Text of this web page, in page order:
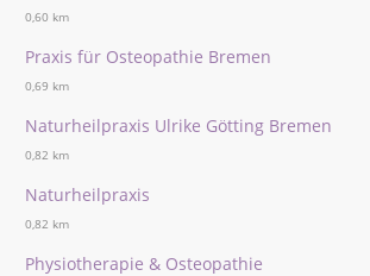
0,60 km
Praxis für Osteopathie Bremen
0,69 km
Naturheilpraxis Ulrike Götting Bremen
0,82 km
Naturheilpraxis
0,82 km
Physiotherapie & Osteopathie